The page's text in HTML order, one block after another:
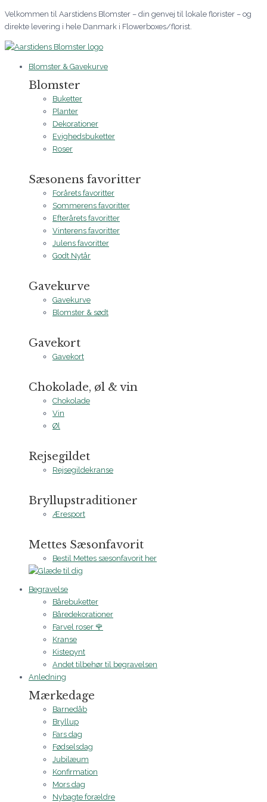
Gå
til
Velkommen til Aarstidens Blomster – din genvej til lokale florister – og
direkte levering i hele Danmark i Flowerboxes/florist.
Blomster & Gavekurve
Blomster
Buketter
Planter
Dekorationer
Evighedsbuketter
Roser
Sæsonens favoritter
Forårets favoritter
Sommerens favoritter
Efterårets favoritter
Vinterens favoritter
Julens favoritter
Godt Nytår
Gavekurve
Gavekurve
Blomster & sødt
Gavekort
Gavekort
Chokolade, øl & vin
Chokolade
Vin
Øl
Rejsegildet
Rejsegildekranse
Bryllupstraditioner
Æresport
Mettes Sæsonfavorit
Bestil Mettes sæsonfavorit her
Begravelse
Bårebuketter
Båredekorationer
Farvel roser 🌹
Kranse
Kistepynt
Andet tilbehør til begravelsen
Anledning
Mærkedage
Barnedåb
Bryllup
Fars dag
Fødselsdag
Jubilæum
Konfirmation
Mors dag
Nybagte forældre